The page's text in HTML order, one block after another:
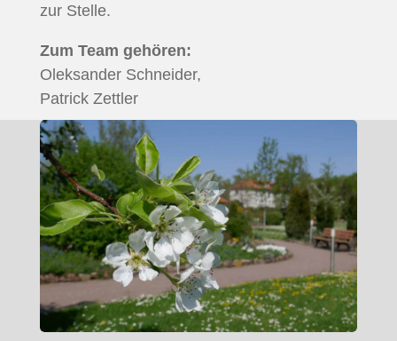
zur Stelle.
Zum Team gehören:
Oleksander Schneider,
Patrick Zettler